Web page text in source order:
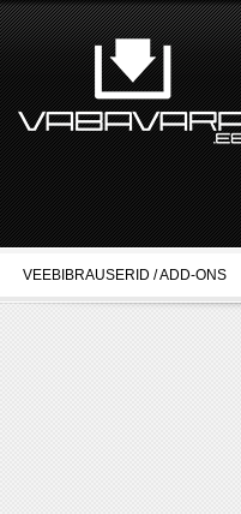
VEEBIBRAUSERID / ADD-ONS